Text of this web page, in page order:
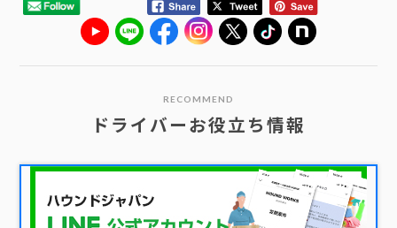
RECOMMEND
ドライバーお役立ち情報